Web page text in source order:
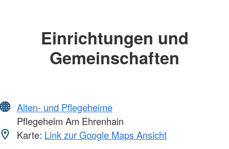
Einrichtungen und
Gemeinschaften
Alten- und Pflegeheime
Pflegeheim Am Ehrenhain
Karte: Link zur Google Maps Ansicht